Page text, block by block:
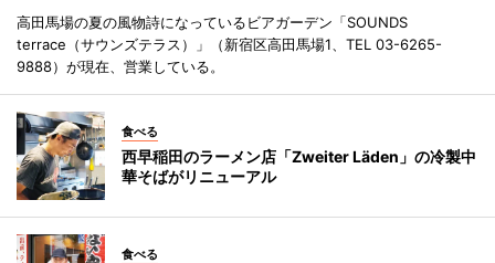
高田馬場の夏の風物詩になっているビアガーデン「SOUNDS
terrace（サウンズテラス）」（新宿区高田馬場1、TEL 03-6265-
9888）が現在、営業している。
食べる
西早稲田のラーメン店「Zweiter Läden」の冷製中
華そばがリニューアル
食べる